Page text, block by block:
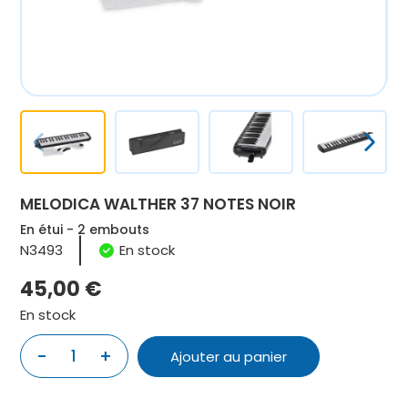
MELODICA WALTHER 37 NOTES NOIR
En étui - 2 embouts
N3493 En stock
45,00 €
En stock
- + Ajouter au panier